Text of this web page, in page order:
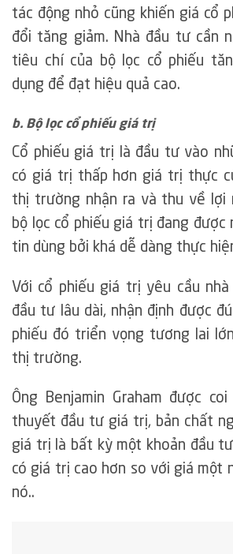
tác động nhỏ cũng khiến giá cổ
đổi tăng giảm. Nhà đầu tư cần
tiêu chí của bộ lọc cổ phiếu
dụng để đạt hiệu quả cao.
b. Bộ lọc cổ phiếu giá trị
Cổ phiếu giá trị là đầu tư vào
có giá trị thấp hơn giá trị thực
thị trường nhận ra và thu về lợi
bộ lọc cổ phiếu giá trị đang được
tin dùng bởi khá dễ dàng thực
Với cổ phiếu giá trị yêu cầu
đầu tư lâu dài, nhận định được
phiếu đó triển vọng tương lai
thị trường.
Ông Benjamin Graham được
thuyết đầu tư giá trị, bản chất
giá trị là bất kỳ một khoản đầu
có giá trị cao hơn so với giá một
nó..